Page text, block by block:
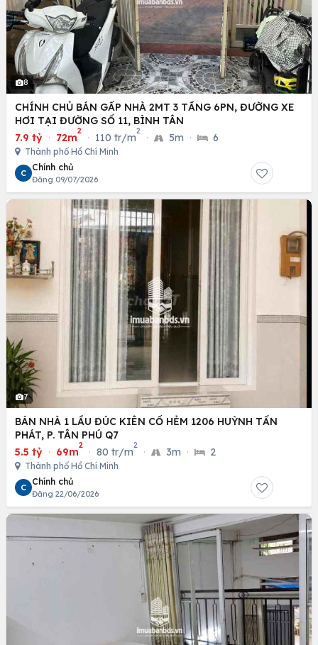
8
CHÍNH CHỦ BÁN GẤP NHÀ 2MT 3 TẦNG 6PN, ĐƯỜNG XE
HƠI TẠI ĐƯỜNG SỐ 11, BÌNH TÂN
7.9 tỷ · 72m
2
· 110 tr/m
2
· 5m · 6
Thành phố Hồ Chí Minh
C
Chính chủ
Đăng 09/07/2026
7
BÁN NHÀ 1 LẦU ĐÚC KIÊN CỐ HẺM 1206 HUỲNH TẤN
PHÁT, P. TÂN PHÚ Q7
5.5 tỷ · 69m
2
· 80 tr/m
2
· 3m · 2
Thành phố Hồ Chí Minh
C
Chính chủ
Đăng 22/06/2026